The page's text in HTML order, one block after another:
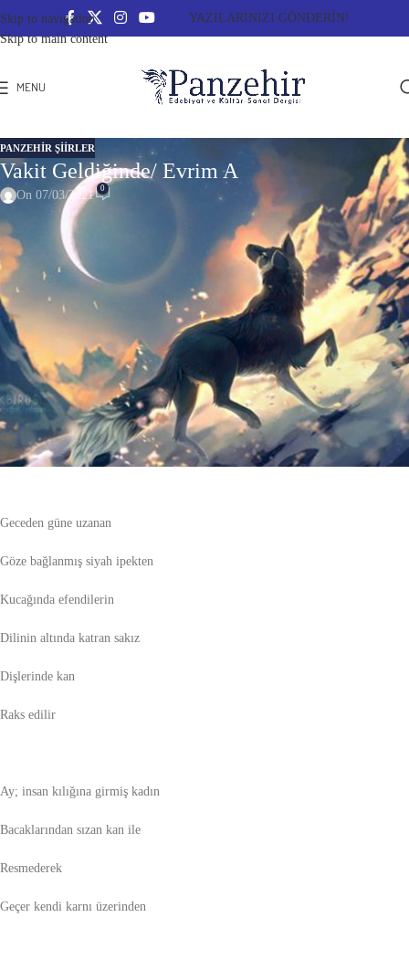
Skip to navigation
Skip to main content
YAZILARINIZI GÖNDERİN!
MENU
PANZEHIR ŞIIRLER
Vakit Geldiğinde/ Evrim A
On 07/03/2021 0
Vakit Geldiğinde
Oğlağın dönence vakti geldiğinde
Gözleri bağlanır siyah ipekten
Şarkılar söylenir, nasibini almış
Tilkikuyruğundan
Geceden güne uzanan
Göze bağlanmış siyah ipekten
Kucağında efendilerin
Dilinin altında katran sakız
Dişlerinde kan
Raks edilir
Ay; insan kılığına girmiş kadın
Bacaklarından sızan kan ile
Resmederek
Geçer kendi karnı üzerinden